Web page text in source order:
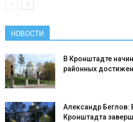
НОВОСТИ
В Кронштадте
районных
Александр
Кронштадта